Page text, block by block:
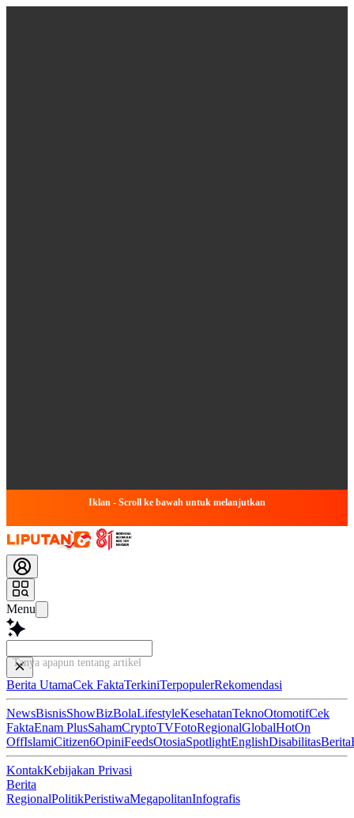
Iklan - Scroll ke bawah untuk melanjutkan
Menu
Tanya apapun tentang artikel ini...
Berita UtamaCek FaktaTerkiniTerpopulerRekomendasi
NewsBisnisShowBizBolaLifestyleKesehatanTeknoOtomotifCek
FaktaEnam PlusSahamCryptoTVFotoRegionalGlobalHotOn
OffIslamiCitizen6OpiniFeedsOtosiaSpotlightEnglishDisabilitasBerita
KontakKebijakan Privasi
Berita
RegionalPolitikPeristiwaMegapolitanInfografis